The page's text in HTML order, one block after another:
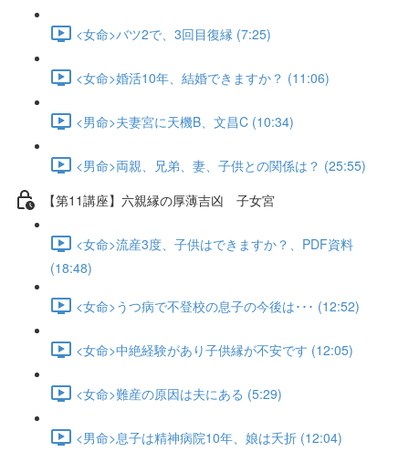
<女命>バツ2で、3回目復縁 (7:25)
<女命>婚活10年、結婚できますか？ (11:06)
<男命>夫妻宮に天機B、文昌C (10:34)
<男命>両親、兄弟、妻、子供との関係は？ (25:55)
【第11講座】六親縁の厚薄吉凶 子女宮
<女命>流産3度、子供はできますか？、PDF資料
(18:48)
<女命>うつ病で不登校の息子の今後は･･･ (12:52)
<女命>中絶経験があり子供縁が不安です (12:05)
<女命>難産の原因は夫にある (5:29)
<男命>息子は精神病院10年、娘は夭折 (12:04)